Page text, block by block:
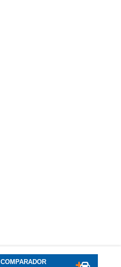
COMPARADOR